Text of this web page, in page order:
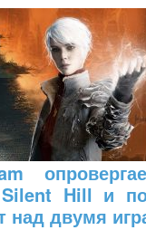
Silent Hill и
над двумя